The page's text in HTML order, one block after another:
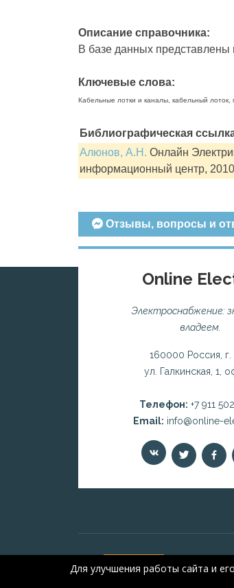
Описание справочника:
В базе данных представлены
Ключевые слова:
Кабельные лотки и каналы, кабельный
Библиографическая
Алюнов, А.Н. Онлайн
информационный центр,
Отзывы, вопросы и
Online
Электроснабжение:
владеем.
160000 Россия, г.
ул. Галкинская, 1,
Телефон: +7 911
Email: info@online-
Для улучшения работы сайта и